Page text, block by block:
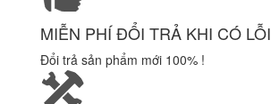
MIỄN PHÍ ĐỔI TRẢ KHI CÓ LỖI
Đổi trả sản phẩm mới 100% !